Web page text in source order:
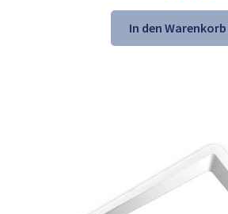
war:
21,61 €
ist:
In den Warenkorb